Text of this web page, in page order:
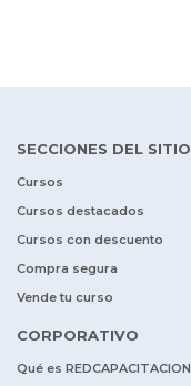
SECCIONES DEL SITIO
Cursos
Cursos destacados
Cursos con descuento
Compra segura
Vende tu curso
CORPORATIVO
Qué es REDCAPACITACION